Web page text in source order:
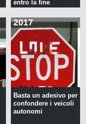
entro la fine
2017
Basta un adesivo per
confondere i veicoli
autonomi